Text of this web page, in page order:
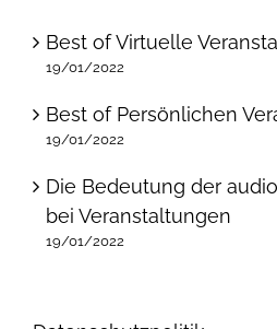
Best of Virtuelle
19/01/2022
Best of Persönlichen
19/01/2022
Die Bedeutung der
bei Veranstaltungen
19/01/2022